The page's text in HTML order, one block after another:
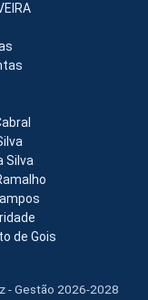
Silva
de Gois
- Gestão 2026-2028